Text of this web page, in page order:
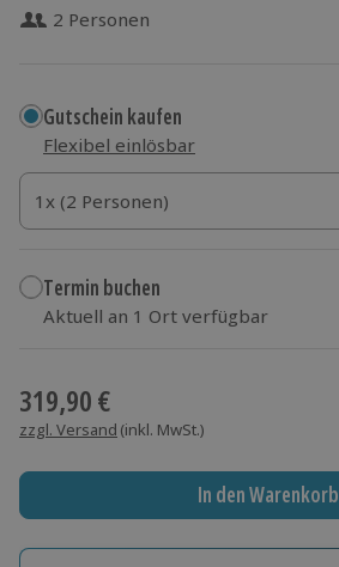
2 Personen
Gutschein kaufen
Flexibel einlösbar
1x (2 Personen)
1x (2 Personen)
1x (2 Personen)
Termin buchen
Aktuell an 1 Ort verfügbar
319,90 €
zzgl. Versand (inkl. MwSt.)
In den Warenkorb